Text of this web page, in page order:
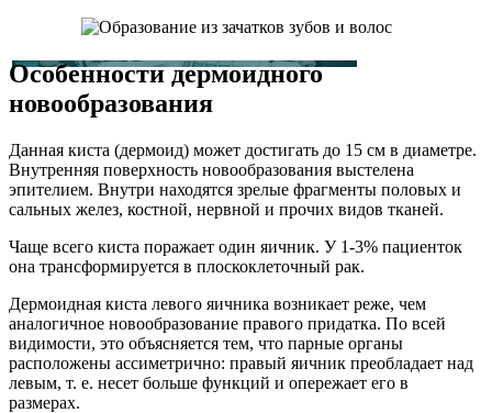
Особенности дермоидного
новообразования
Данная киста (дермоид) может достигать до 15 см в диаметре.
Внутренняя поверхность новообразования выстелена
эпителием. Внутри находятся зрелые фрагменты половых и
сальных желез, костной, нервной и прочих видов тканей.
Чаще всего киста поражает один яичник. У 1-3% пациенток
она трансформируется в плоскоклеточный рак.
Дермоидная киста левого яичника возникает реже, чем
аналогичное новообразование правого придатка. По всей
видимости, это объясняется тем, что парные органы
расположены ассиметрично: правый яичник преобладает над
левым, т. е. несет больше функций и опережает его в
размерах.